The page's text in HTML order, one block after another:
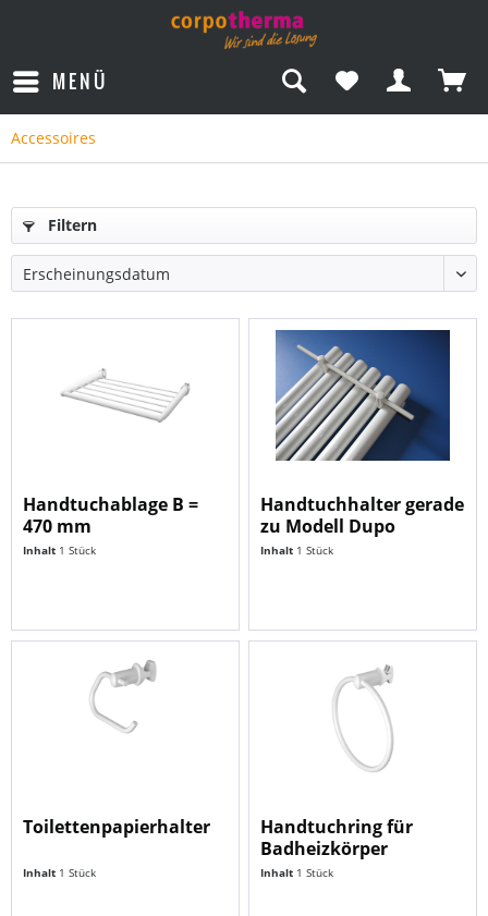
MENÜ
Accessoires
Filtern
Handtuchablage B =
470 mm
Inhalt 1 Stück
Handtuchhalter gerade
zu Modell Dupo
Inhalt 1 Stück
Toilettenpapierhalter
Inhalt 1 Stück
Handtuchring für
Badheizkörper
Inhalt 1 Stück